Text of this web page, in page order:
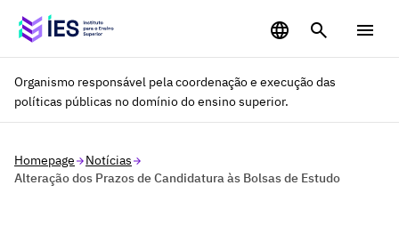
Saltar para o conteúdo principal
Organismo responsável pela coordenação e execução das
políticas públicas no domínio do ensino superior.
Homepage
Notícias
Alteração dos Prazos de Candidatura às Bolsas de Estudo